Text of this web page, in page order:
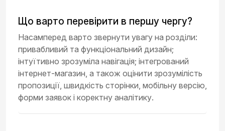
Що варто перевірити в першу чергу?
Насамперед варто звернути увагу на розділи:
привабливий та функціональний дизайн;
інтуїтивно зрозуміла навігація; інтегрований
інтернет-магазин, а також оцінити зрозумілість
пропозиції, швидкість сторінки, мобільну версію,
форми заявок і коректну аналітику.